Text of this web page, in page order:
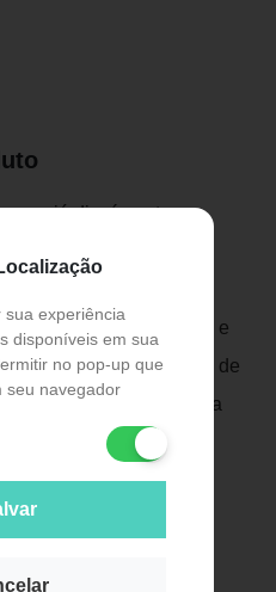
sua experiência
disponíveis em sua
no pop-up que
seu navegador
já diz, é um tom
um ar de saúde nas
com partículas
à pele, é confortável e
Extra: se você gosta de
blush para criar uma